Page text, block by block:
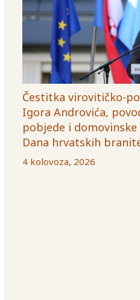
Čestitka virovitičko-
Igora Androvića,
pobjede i
Dana hrvatskih
4 kolovoza, 2026